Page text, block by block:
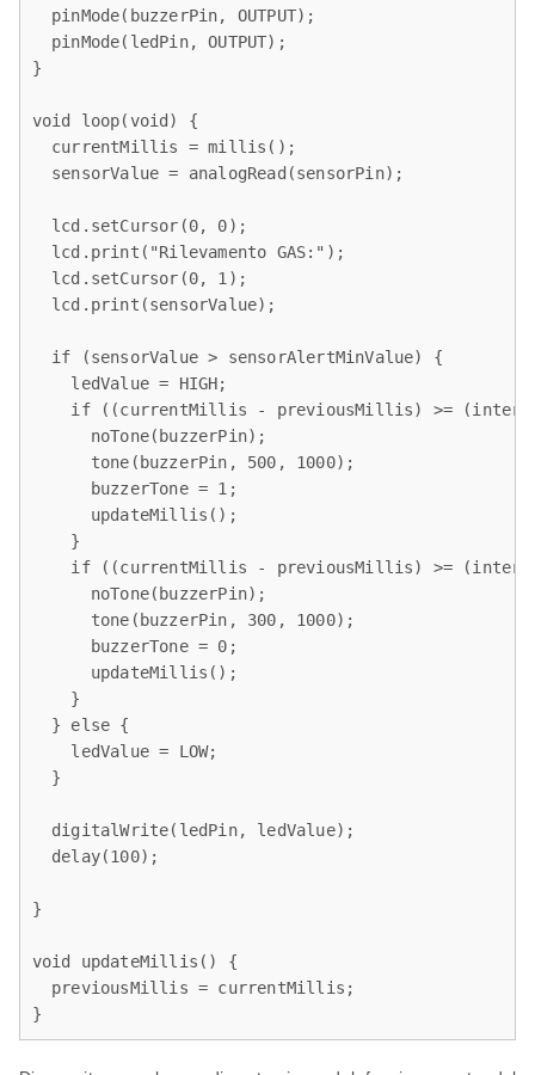
  pinMode(buzzerPin, OUTPUT);
  pinMode(ledPin, OUTPUT);
}
void loop(void) {
  currentMillis = millis();
  sensorValue = analogRead(sensorPin);
  lcd.setCursor(0, 0);
  lcd.print("Rilevamento GAS:");
  lcd.setCursor(0, 1);
  lcd.print(sensorValue);
  if (sensorValue > sensorAlertMinValue) {
    ledValue = HIGH;
if ((currentMillis - previousMillis) >=
      noTone(buzzerPin);
      tone(buzzerPin, 500, 1000);
      buzzerTone = 1;
      updateMillis();
    }
if ((currentMillis - previousMillis) >=
      noTone(buzzerPin);
      tone(buzzerPin, 300, 1000);
      buzzerTone = 0;
      updateMillis();
    }
  } else {
    ledValue = LOW;
  }
  digitalWrite(ledPin, ledValue);
  delay(100);
}
void updateMillis() {
  previousMillis = currentMillis;
}